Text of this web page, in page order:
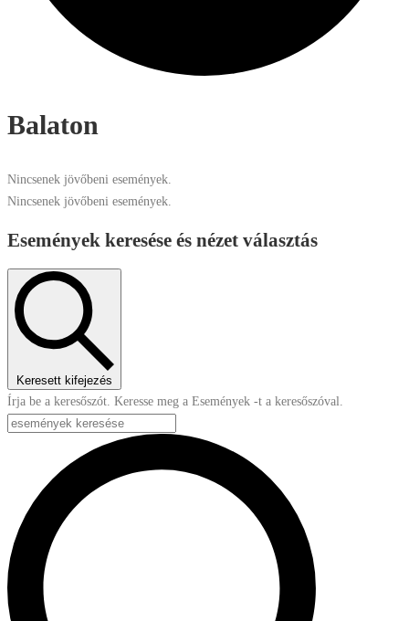
Balaton
Nincsenek jövőbeni események.
Nincsenek jövőbeni események.
Események keresése és nézet választás
Keresett kifejezés
Írja be a keresőszót. Keresse meg a Események -t a keresőszóval.